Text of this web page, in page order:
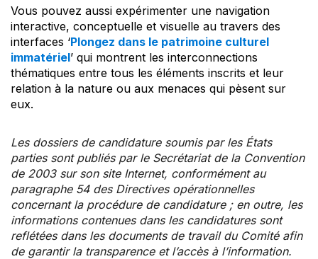
Vous pouvez aussi expérimenter une navigation
interactive, conceptuelle et visuelle au travers des
interfaces ‘Plongez dans le patrimoine culturel
immatériel’ qui montrent les interconnections
thématiques entre tous les éléments inscrits et leur
relation à la nature ou aux menaces qui pèsent sur
eux.
Les dossiers de candidature soumis par les États
parties sont publiés par le Secrétariat de la Convention
de 2003 sur son site Internet, conformément au
paragraphe 54 des Directives opérationnelles
concernant la procédure de candidature ; en outre, les
informations contenues dans les candidatures sont
reflétées dans les documents de travail du Comité afin
de garantir la transparence et l’accès à l’information.